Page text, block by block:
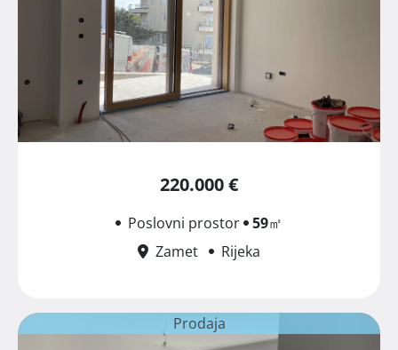
220.000 €
Poslovni prostor 59㎡
Zamet
Rijeka
Prodaja